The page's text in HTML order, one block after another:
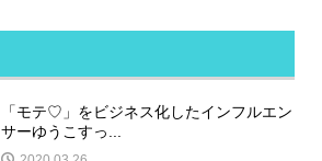
「モテ♡」をビジネス化したインフルエン
サーゆうこすっ...